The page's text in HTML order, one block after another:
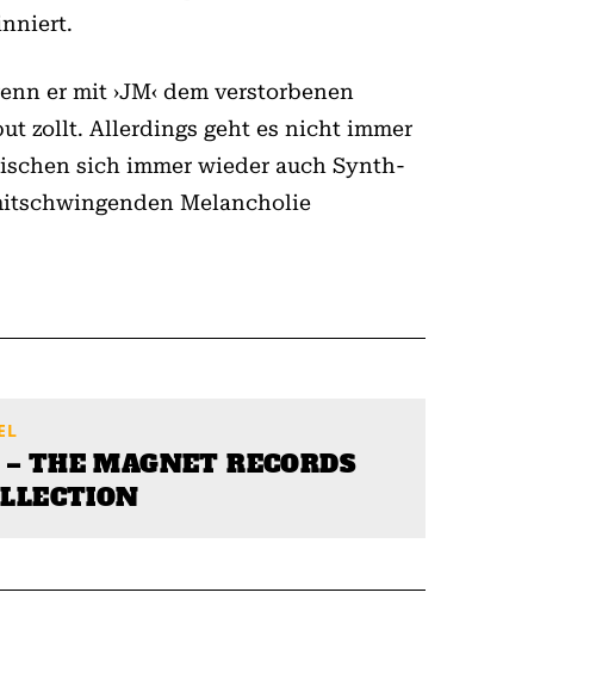
er mit ›JM‹ dem verstorbenen
zollt. Allerdings geht es nicht immer
sich immer wieder auch Synth-
Melancholie
THE MAGNET RECORDS